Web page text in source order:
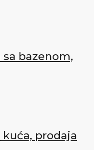
bazenom,
prodaja